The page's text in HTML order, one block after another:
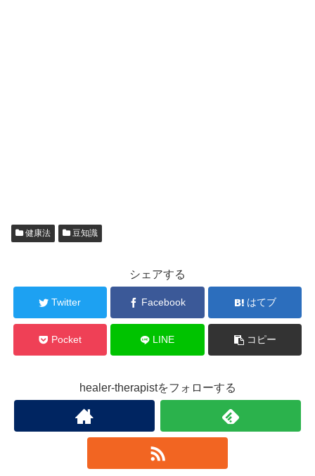
健康法 豆知識
シェアする
Twitter Facebook はてブ
Pocket LINE コピー
healer-therapistをフォローする